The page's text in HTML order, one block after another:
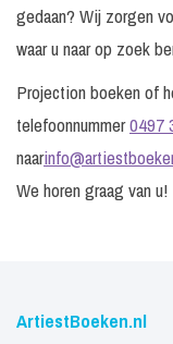
gedaan? Wij zorgen
waar u naar op zoek
Projection boeken of
telefoonnummer0497
naar
We horen graag van u!
ArtiestBoeken.nl